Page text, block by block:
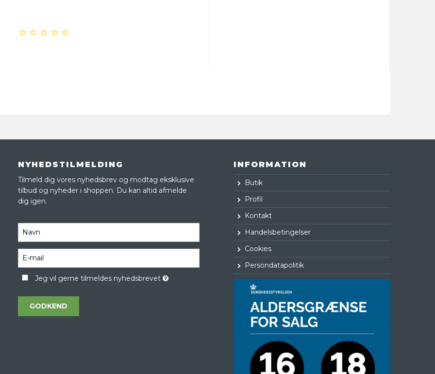
NYHEDSTILMELDING
Tilmeld dig vores nyhedsbrev og modtag eksklusive
tilbud og nyheder i shoppen. Du kan altid afmelde
dig igen.
Jeg vil gerne tilmeldes nyhedsbrevet
GODKEND
INFORMATION
Butik
Profil
Kontakt
Handelsbetingelser
Cookies
Persondatapolitik